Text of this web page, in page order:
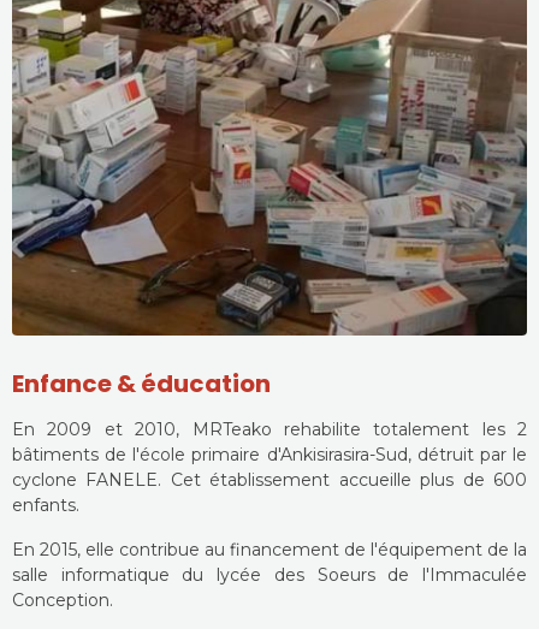
Enfance & éducation
En 2009 et 2010, MRTeako rehabilite totalement les 2
bâtiments de l'école primaire d'Ankisirasira-Sud, détruit par le
cyclone FANELE. Cet établissement accueille plus de 600
enfants.
En 2015, elle contribue au financement de l'équipement de la
salle informatique du lycée des Soeurs de l'Immaculée
Conception.